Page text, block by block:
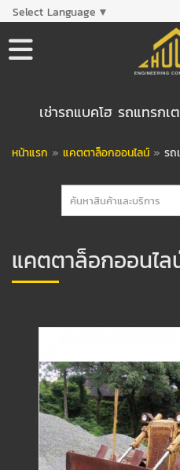
Select Language ▼
เช่ารถแบคโฮ รถแทรกเ
หน้าแรก » แคตตาล็อกออนไลน์ » รถ
แคตตาล็อกออนไล